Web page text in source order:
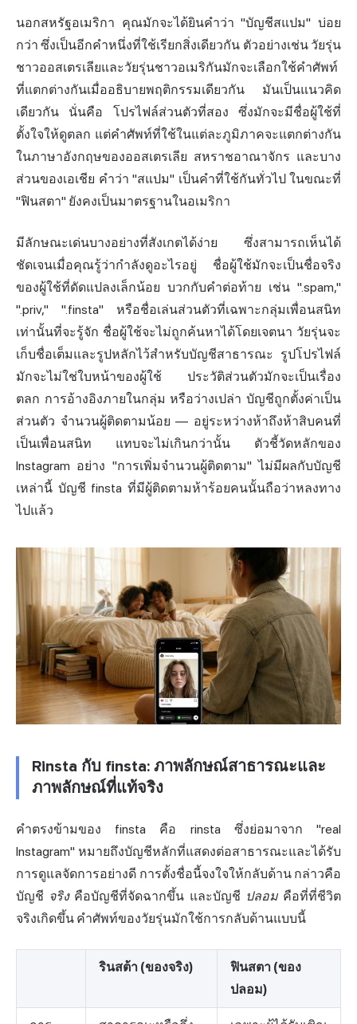
นอกสหรัฐอเมริกา คุณมักจะได้ยินคำว่า "บัญชีสแปม" บ่อย
กว่า ซึ่งเป็นอีกคำหนึ่งที่ใช้เรียกสิ่งเดียวกัน ตัวอย่างเช่น วัยรุ่น
ชาวออสเตรเลียและวัยรุ่นชาวอเมริกันมักจะเลือกใช้คำศัพท์
ที่แตกต่างกันเมื่ออธิบายพฤติกรรมเดียวกัน มันเป็นแนวคิด
เดียวกัน นั่นคือ โปรไฟล์ส่วนตัวที่สอง ซึ่งมักจะมีชื่อผู้ใช้ที่
ตั้งใจให้ดูตลก แต่คำศัพท์ที่ใช้ในแต่ละภูมิภาคจะแตกต่างกัน
ในภาษาอังกฤษของออสเตรเลีย สหราชอาณาจักร และบาง
ส่วนของเอเชีย คำว่า "สแปม" เป็นคำที่ใช้กันทั่วไป ในขณะที่
"ฟินสตา" ยังคงเป็นมาตรฐานในอเมริกา
มีลักษณะเด่นบางอย่างที่สังเกตได้ง่าย ซึ่งสามารถเห็นได้
ชัดเจนเมื่อคุณรู้ว่ากำลังดูอะไรอยู่ ชื่อผู้ใช้มักจะเป็นชื่อจริง
ของผู้ใช้ที่ดัดแปลงเล็กน้อย บวกกับคำต่อท้าย เช่น ".spam,"
".priv," ".finsta" หรือชื่อเล่นส่วนตัวที่เฉพาะกลุ่มเพื่อนสนิท
เท่านั้นที่จะรู้จัก ชื่อผู้ใช้จะไม่ถูกค้นหาได้โดยเจตนา วัยรุ่นจะ
เก็บชื่อเต็มและรูปหลักไว้สำหรับบัญชีสาธารณะ รูปโปรไฟล์
มักจะไม่ใช่ใบหน้าของผู้ใช้ ประวัติส่วนตัวมักจะเป็นเรื่อง
ตลก การอ้างอิงภายในกลุ่ม หรือว่างเปล่า บัญชีถูกตั้งค่าเป็น
ส่วนตัว จำนวนผู้ติดตามน้อย — อยู่ระหว่างห้าถึงห้าสิบคนที่
เป็นเพื่อนสนิท แทบจะไม่เกินกว่านั้น ตัวชี้วัดหลักของ
Instagram อย่าง "การเพิ่มจำนวนผู้ติดตาม" ไม่มีผลกับบัญชี
เหล่านี้ บัญชี finsta ที่มีผู้ติดตามห้าร้อยคนนั้นถือว่าหลงทาง
ไปแล้ว
Rinsta กับ finsta: ภาพลักษณ์สาธารณะและ
ภาพลักษณ์ที่แท้จริง
คำตรงข้ามของ finsta คือ rinsta ซึ่งย่อมาจาก "real
Instagram" หมายถึงบัญชีหลักที่แสดงต่อสาธารณะและได้รับ
การดูแลจัดการอย่างดี การตั้งชื่อนี้จงใจให้กลับด้าน กล่าวคือ
บัญชี จริงคือบัญชีที่จัดฉากขึ้น และบัญชี ปลอมคือที่ที่ชีวิต
จริงเกิดขึ้น คำศัพท์ของวัยรุ่นมักใช้การกลับด้านแบบนี้
รินสต้า (ของจริง)
ฟินสตา (ของ
ปลอม)